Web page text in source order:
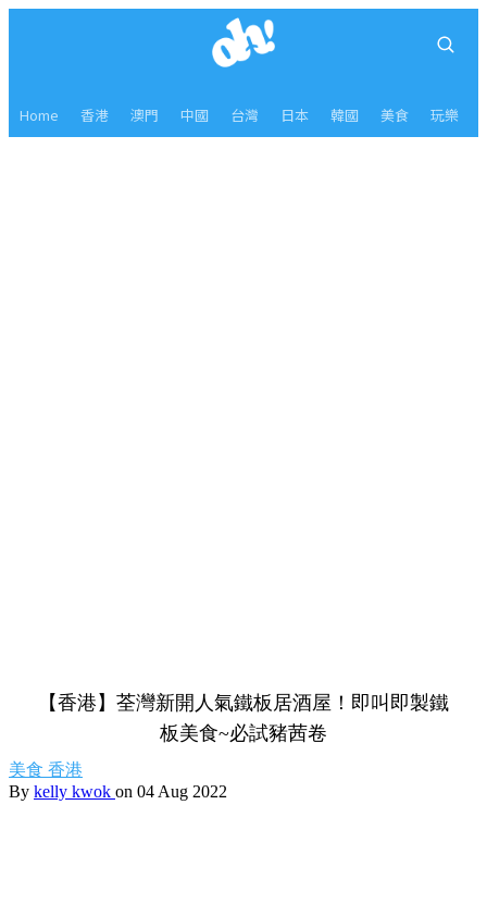
Home 香港 澳門 中國 台灣 日本 韓國 美食 玩樂
【香港】荃灣新開人氣鐵板居酒屋！即叫即製鐵
板美食~必試豬茜卷
美食 香港
By kelly kwok on 04 Aug 2022